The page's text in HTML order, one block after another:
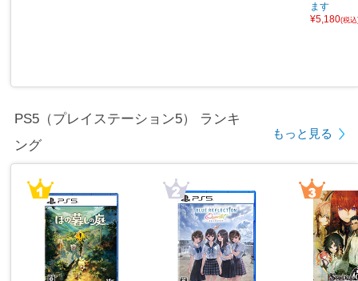
ます
¥5,180(税
PS5（プレイステーション5） ランキ
ング
もっと見る